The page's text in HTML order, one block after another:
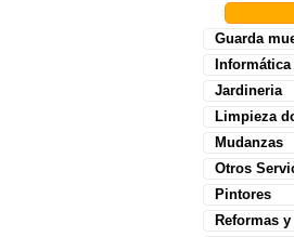
Guarda
Jardineria
Limpieza
Mudanzas
Otros
Pintores
Reformas